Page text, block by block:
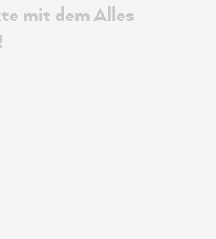
mit dem Alles